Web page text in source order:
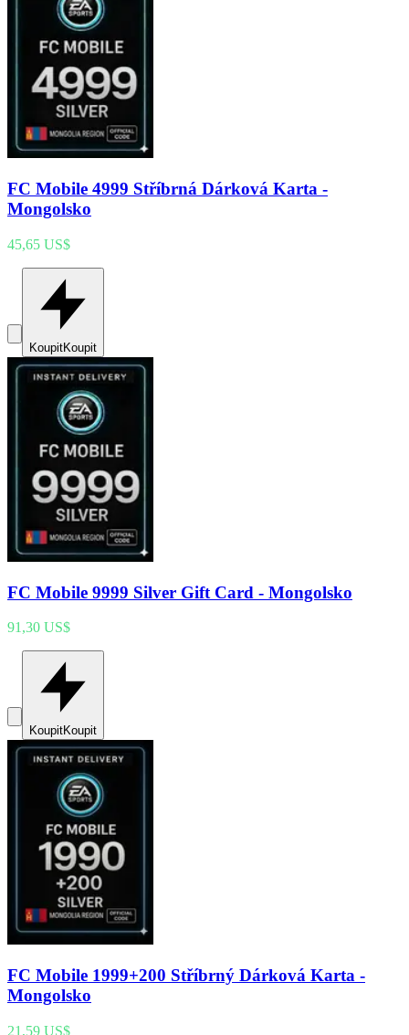
FC Mobile 4999 Stříbrná Dárková Karta -
Mongolsko
45,65 US$
KoupitKoupit
FC Mobile 9999 Silver Gift Card - Mongolsko
91,30 US$
KoupitKoupit
FC Mobile 1999+200 Stříbrný Dárková Karta -
Mongolsko
21,59 US$